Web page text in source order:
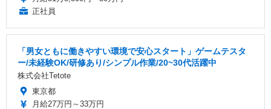
正社員
「男女ともに働きやすい環境で安心スタート」ゲームテスタ
ー/未経験OK/研修あり/シンプル作業/20~30代活躍中
株式会社Tetote
東京都
月給27万円～33万円